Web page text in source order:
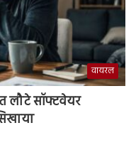
वायरल
लौटे सॉफ्टवेयर